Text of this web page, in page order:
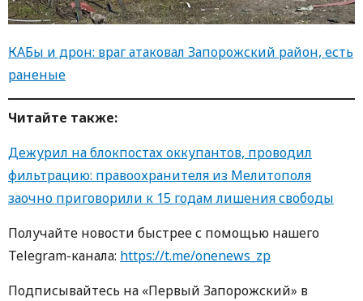
КАБы и дрон: враг атаковал Запорожский район, есть
раненые
Читайте также:
Дежурил на блокпостах оккупантов, проводил
фильтрацию: правоохранителя из Мелитополя
заочно приговорили к 15 годам лишения свободы
Получайте новости быстрее с помощью нашего
Telegram-канала: https://t.me/onenews_zp
Подписывайтесь на «Первый Запорожский» в